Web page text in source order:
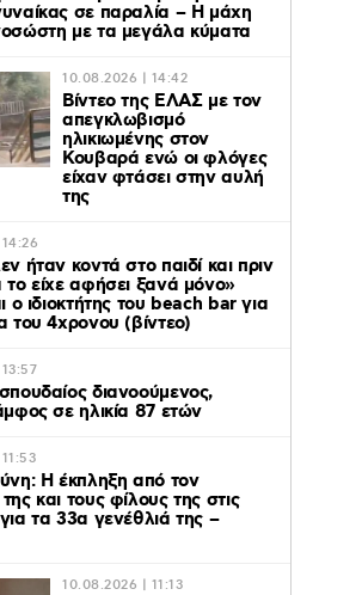
σε παραλία – Η μάχη
με τα μεγάλα κύματα
10.08.2026 | 14:42
Βίντεο της ΕΛΑΣ με τον
απεγκλωβισμό
ηλικιωμένης στον
Κουβαρά ενώ οι φλόγες
είχαν φτάσει στην αυλή
της
ήταν κοντά στο παιδί και πριν
είχε αφήσει ξανά μόνο»
ο ιδιοκτήτης του beach bar για
του 4χρονου (βίντεο)
διανοούμενος,
σε ηλικία 87 ετών
Η έκπληξη από τον
και τους φίλους της στις
τα 33α γενέθλιά της –
10.08.2026 | 11:13